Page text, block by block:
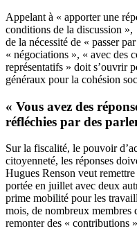
Appelant à « apporter une
conditions de la discussion
de la nécessité de « passer
« négociations », « avec des
représentatifs » doit s’ouvrir
généraux pour la cohésion
« Vous avez des
réfléchies par des
Sur la fiscalité, le pouvoir
citoyenneté, les réponses
Hugues Renson veut
portée en juillet avec deux
prime mobilité pour les
mois, de nombreux
remonter des « contributions